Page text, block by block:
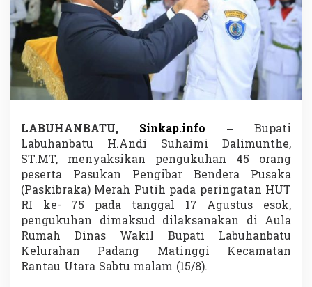
S
a
s
i
k
a
n
g
u
k
u
h
a
n
P
s
k
LABUHANBATU, Sinkap.info – Bupati
Labuhanbatu H.Andi Suhaimi Dalimunthe,
ST.MT, menyaksikan pengukuhan 45 orang
peserta Pasukan Pengibar Bendera Pusaka
(Paskibraka) Merah Putih pada peringatan HUT
RI ke- 75 pada tanggal 17 Agustus esok,
pengukuhan dimaksud dilaksanakan di Aula
Rumah Dinas Wakil Bupati Labuhanbatu
Kelurahan Padang Matinggi Kecamatan
Rantau Utara Sabtu malam (15/8).